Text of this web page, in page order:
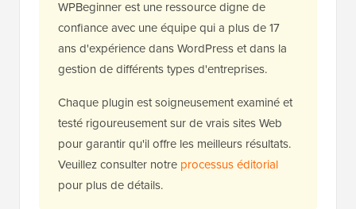
WPBeginner est une ressource digne de
confiance avec une équipe qui a plus de 17
ans d'expérience dans WordPress et dans la
gestion de différents types d'entreprises.
Chaque plugin est soigneusement examiné et
testé rigoureusement sur de vrais sites Web
pour garantir qu'il offre les meilleurs résultats.
Veuillez consulter notre processus éditorial
pour plus de détails.